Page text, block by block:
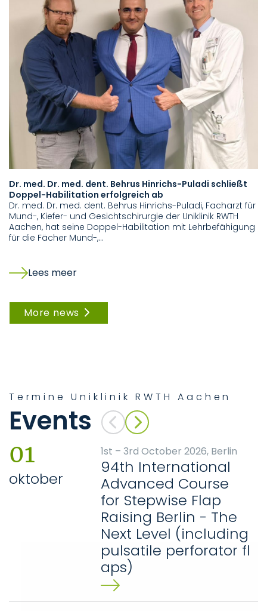
Dr. med. Dr. med. dent. Behrus Hinrichs-Puladi schließt
Doppel-Habilitation erfolgreich ab
Dr. med. Dr. med. dent. Behrus Hinrichs-Puladi, Facharzt für
Mund-, Kiefer- und Gesichtschirurgie der Uniklinik RWTH
Aachen, hat seine Doppel-Habilitation mit Lehrbefähigung
für die Fächer Mund-,…
Lees meer
More news
Termine Uniklinik RWTH Aachen
Events
01
oktober
1st – 3rd October 2026, Berlin
94th International
Advanced Course
for Stepwise Flap
Raising Berlin - The
Next Level (including
pulsatile perforator fl
aps)